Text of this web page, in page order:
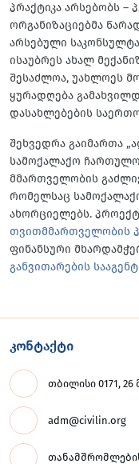
პრაქტიკა არსებობს –
ორგანიზაციებმა
არსებული
ისაუბრეს ახალ
შესაძლოა, უახლოეს
ყურადღება
დასახლებების
შეხვედრა გაიმართა
სამოქალაქო
მმართველობის
რომელსაც
ახორციელებს.
თვითმმართველობის
ფინანსური
განვითარების
კონტაქტი
თბილისი 0171,
adm@civilin.org